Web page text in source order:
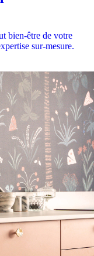
bien-être de votre
sur-mesure.